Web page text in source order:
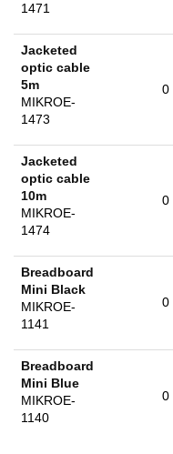
1471
Jacketed
optic cable
5m
MIKROE-
1473
0
Jacketed
optic cable
10m
MIKROE-
1474
0
Breadboard
Mini Black
MIKROE-
1141
0
Breadboard
Mini Blue
MIKROE-
1140
0